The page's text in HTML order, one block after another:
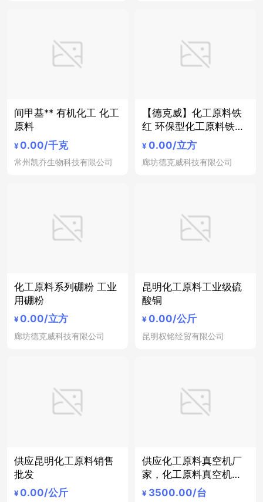
间甲基** 有机化工 化工
原料
¥ 0.00/千克
常州凯乔生物科技有限公司
【德克威】化工原料铁
红 环保型化工原料铁红
厂家批发
¥ 0.00/立方
廊坊德克威科技有限公司
化工原料系列硼粉 工业
用硼粉
¥ 0.00/立方
廊坊德克威科技有限公司
昆明化工原料工业级硫
酸铜
¥ 0.00/公斤
昆明权铭经贸有限公司
供应昆明化工原料销售
批发
¥ 0.00/公斤
供应化工原料真空机厂
家，化工原料真空机品
牌，化工原料真空机价
¥ 3500.00/台